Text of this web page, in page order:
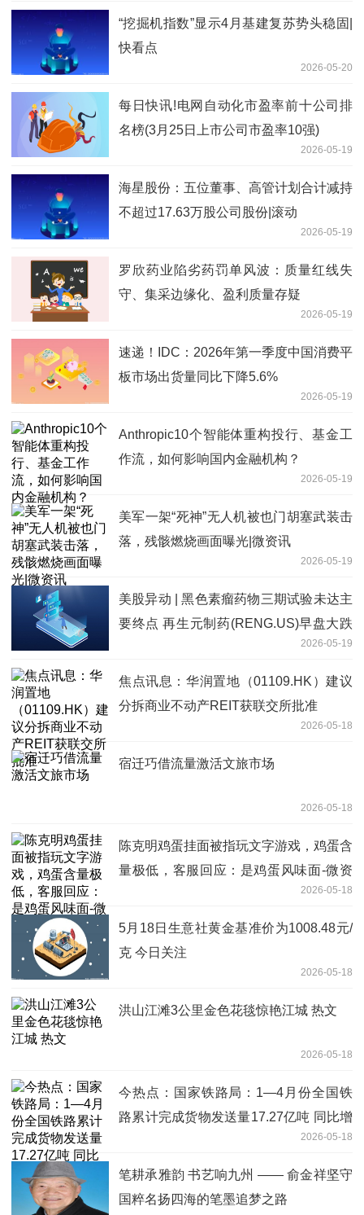
“挖掘机指数”显示4月基建复苏势头稳固|
快看点
2026-05-20
每日快讯!电网自动化市盈率前十公司排
名榜(3月25日上市公司市盈率10强)
2026-05-19
海星股份：五位董事、高管计划合计减持
不超过17.63万股公司股份|滚动
2026-05-19
罗欣药业陷劣药罚单风波：质量红线失
守、集采边缘化、盈利质量存疑
2026-05-19
速递！IDC：2026年第一季度中国消费平
板市场出货量同比下降5.6%
2026-05-19
Anthropic10个智能体重构投行、基金工
作流，如何影响国内金融机构？
2026-05-19
美军一架“死神”无人机被也门胡塞武装击
落，残骸燃烧画面曝光|微资讯
2026-05-19
美股异动 | 黑色素瘤药物三期试验未达主
要终点 再生元制药(RENG.US)早盘大跌
2026-05-19
焦点讯息：华润置地（01109.HK）建议
分拆商业不动产REIT获联交所批准
2026-05-18
宿迁巧借流量激活文旅市场
2026-05-18
陈克明鸡蛋挂面被指玩文字游戏，鸡蛋含
量极低，客服回应：是鸡蛋风味面-微资
2026-05-18
5月18日生意社黄金基准价为1008.48元/
克 今日关注
2026-05-18
洪山江滩3公里金色花毯惊艳江城 热文
2026-05-18
今热点：国家铁路局：1—4月份全国铁
路累计完成货物发送量17.27亿吨 同比增
2026-05-18
笔耕承雅韵 书艺响九州 —— 俞金祥坚守
国粹名扬四海的笔墨追梦之路